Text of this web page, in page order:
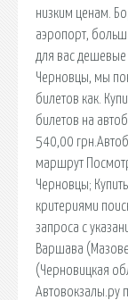
низким ценам.
аэропорт,
для вас
Черновцы, мы
билетов как.
билетов на
540,00
маршрут
Черновцы;
критериями
запроса с
Варшава
(Черновицкая
Автовокзалы.ру